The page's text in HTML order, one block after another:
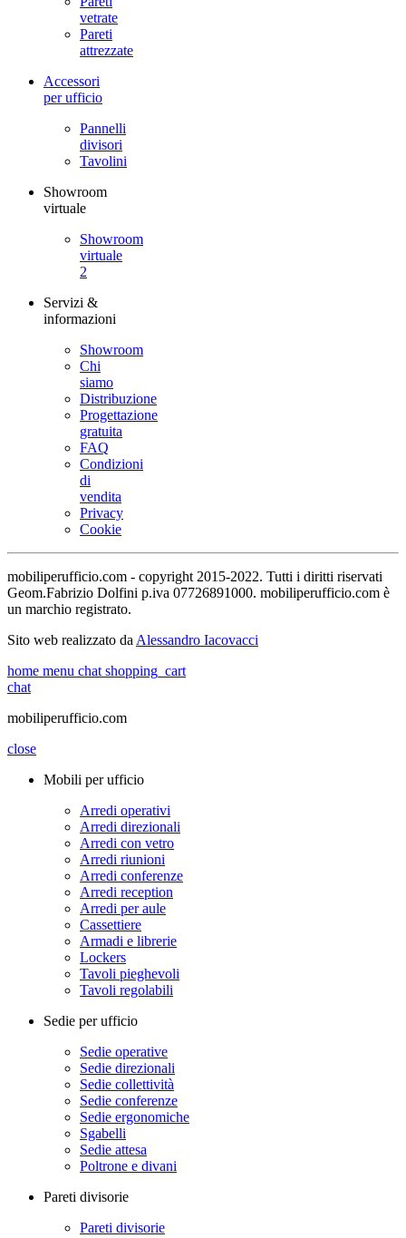
vetrate
Pareti
attrezzate
Accessori
per ufficio
Pannelli
divisori
Tavolini
Showroom
virtuale
Showroom
virtuale
2
Servizi &
informazioni
Showroom
Chi
siamo
Distribuzione
Progettazione
gratuita
FAQ
Condizioni
di
vendita
Privacy
Cookie
mobiliperufficio.com - copyright 2015-2022. Tutti i diritti riservati
Geom.Fabrizio Dolfini p.iva 07726891000. mobiliperufficio.com è
un marchio registrato.
Sito web realizzato da Alessandro Iacovacci
home menu chat shopping_cart
chat
mobiliperufficio.com
close
Mobili per ufficio
Arredi operativi
Arredi direzionali
Arredi con vetro
Arredi riunioni
Arredi conferenze
Arredi reception
Arredi per aule
Cassettiere
Armadi e librerie
Lockers
Tavoli pieghevoli
Tavoli regolabili
Sedie per ufficio
Sedie operative
Sedie direzionali
Sedie collettività
Sedie conferenze
Sedie ergonomiche
Sgabelli
Sedie attesa
Poltrone e divani
Pareti divisorie
Pareti divisorie